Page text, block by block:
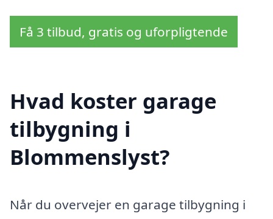
Få 3 tilbud, gratis og uforpligtende
Hvad koster garage
tilbygning i
Blommenslyst?
Når du overvejer en garage tilbygning i